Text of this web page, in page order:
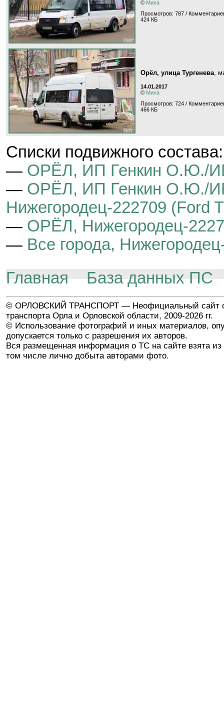
© Миха
Просмотров: 787 /
424 КБ
Орёл, улица Тургенева,
14.01.2017
© Миха
Просмотров: 724 /
466 КБ
Cписки подвижного состава:
— ОРЁЛ, ИП Генкин О.Ю./
— ОРЁЛ, ИП Генкин О.Ю./
Нижегородец-222709 (Ford
— ОРЁЛ, Нижегородец-
— Все города,
Главная
База данных ПС
© ОРЛОВСКИЙ ТРАНСПОРТ — Неофициальный сайт
транспорта Орла и Орловской области, 2009-2026 гг.
© Использование фотографий и иных материалов,
допускается только с разрешения их авторов.
Вся размещенная информация о ТС на сайте взята из
том числе лично добыта авторами фото.